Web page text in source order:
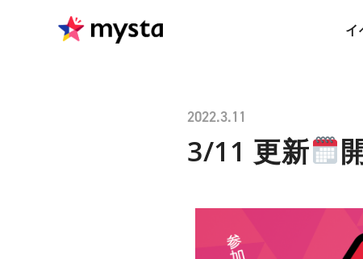
イ
2022.3.11
3/11 更新